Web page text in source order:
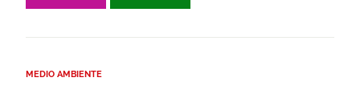
MEDIO AMBIENTE